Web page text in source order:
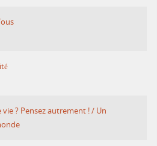
vie ? Pensez autrement ! / Un